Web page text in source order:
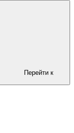
Перейти к